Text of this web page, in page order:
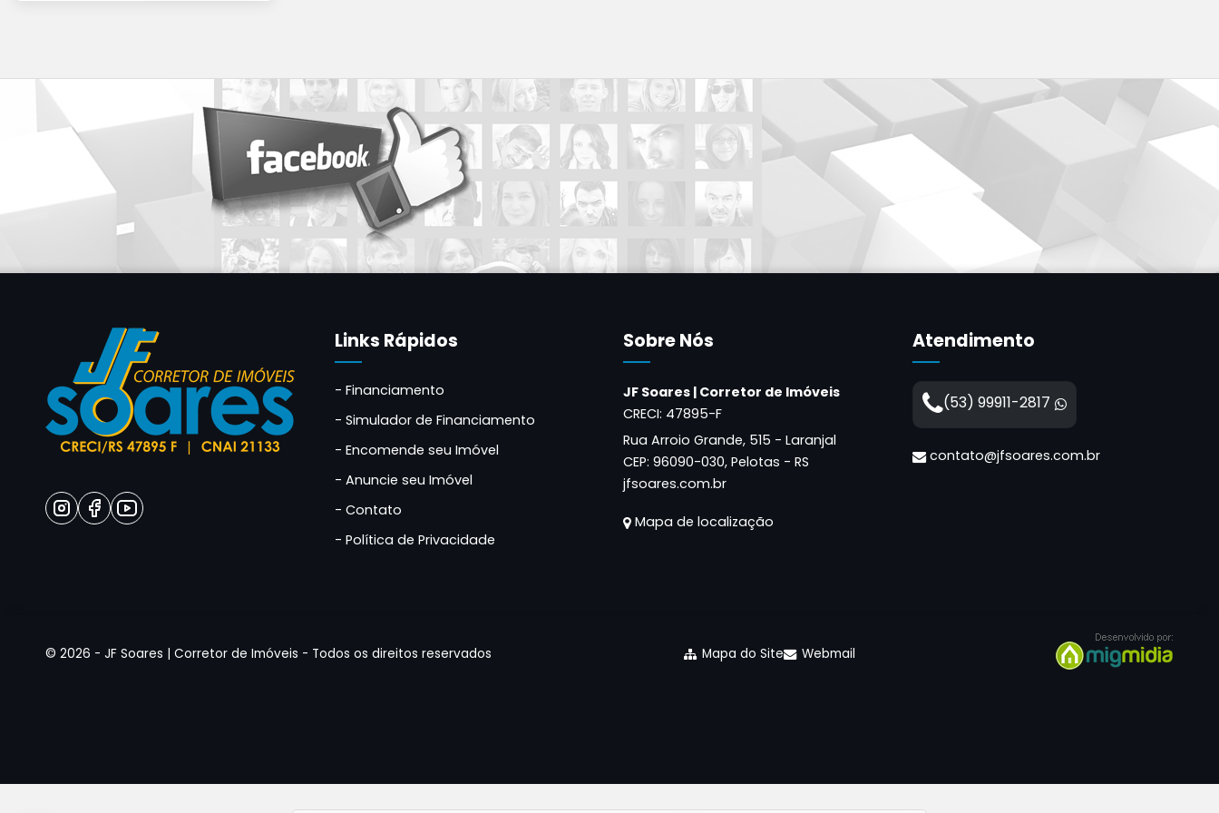
Links Rápidos
Financiamento
Simulador de Financiamento
Encomende seu Imóvel
Anuncie seu Imóvel
Contato
Política de Privacidade
Sobre Nós
JF Soares | Corretor de Imóveis
CRECI: 47895-F
Rua Arroio Grande, 515 - Laranjal
CEP: 96090-030, Pelotas - RS
jfsoares.com.br
Mapa de localização
Atendimento
(53) 99911-2817
contato@jfsoares.com.br
© 2026 - JF Soares | Corretor de Imóveis - Todos os direitos reservados Mapa do Site Webmail